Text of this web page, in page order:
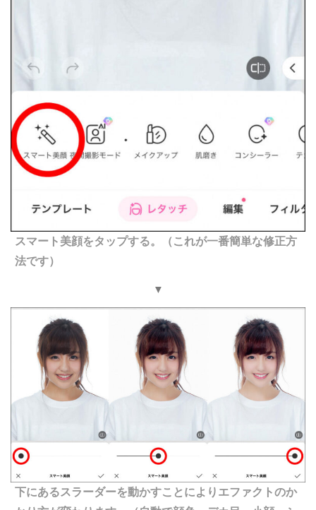
スマート美顔をタップする。（これが一番簡単な修正方
法です）
▼
下にあるスラーダーを動かすことによりエファクトのか